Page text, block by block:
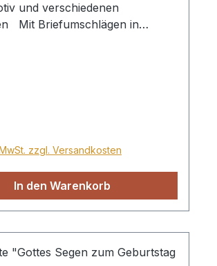
und verschiedenen
Mit Briefumschlägen in
zzgl. Versandkosten
In den Warenkorb